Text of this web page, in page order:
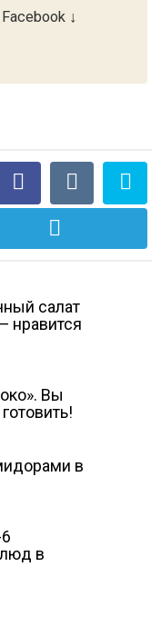
↓
салат
нравится
Вы
в
в